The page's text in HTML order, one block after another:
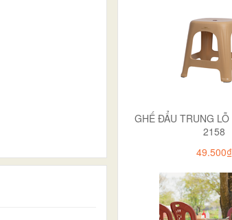
GHẾ ĐẨU TRUNG LỖ
2158
49.500₫